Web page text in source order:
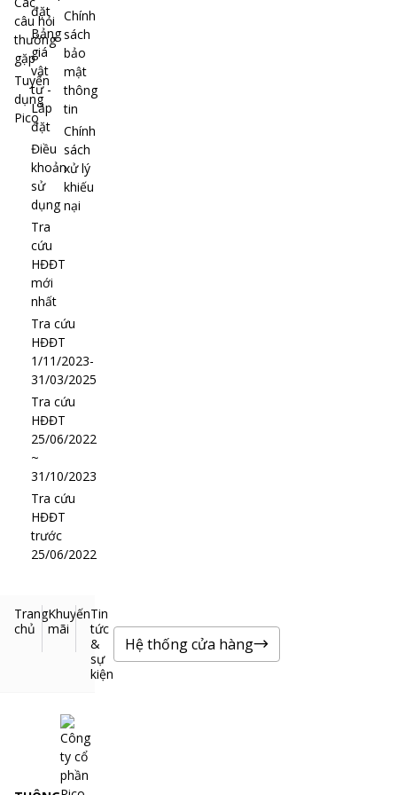
câu hỏi
thường
gặp
Tuyển
dụng
Pico
đặt
Bảng
giá
vật
tư -
Lắp
đặt
Điều
khoản
sử
dụng
Tra
cứu
HĐĐT
mới
nhất
Tra cứu
HĐĐT
1/11/2023-
31/03/2025
Tra cứu
HĐĐT
25/06/2022
~
31/10/2023
Tra cứu
HĐĐT
trước
25/06/2022
Chính
sách
bảo
mật
thông
tin
Chính
sách
xử lý
khiếu
nại
Trang
chủ
Khuyến
mãi
Tin
tức
&
sự
kiện
Hệ thống cửa hàng